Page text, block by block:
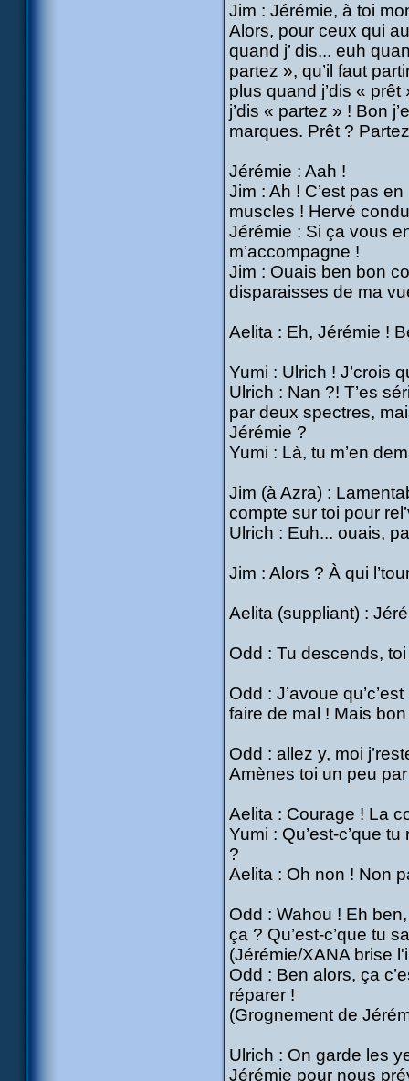
Jim : Jérémie, à toi
Alors, pour ceux qui
quand j’ dis... euh
partez », qu’il faut
plus quand j’dis « prêt
j’dis « partez » ! Bon
marques. Prêt ?
Jérémie : Aah !
Jim : Ah ! C’est pas
muscles ! Hervé
Jérémie : Si ça vous
m’accompagne !
Jim : Ouais ben bon
disparaisses de ma
Aelita : Eh, Jérémie !
Yumi : Ulrich ! J’crois
Ulrich : Nan ?! T’es
par deux spectres,
Jérémie ?
Yumi : Là, tu m’en
Jim (à Azra) :
compte sur toi pour
Ulrich : Euh... ouais,
Jim : Alors ? À qui
Aelita (suppliant) :
Odd : Tu descends,
Odd : J’avoue
faire de mal ! Mais bon
Odd : allez y, moi
Amènes toi un peu
Aelita : Courage ! La
Yumi : Qu’est-c’que
?
Aelita : Oh non ! Non
Odd : Wahou ! Eh
ça ? Qu’est-c’que tu
(Jérémie/XANA brise
Odd : Ben alors, ça
réparer !
(Grognement de
Ulrich : On garde les
Jérémie pour nous